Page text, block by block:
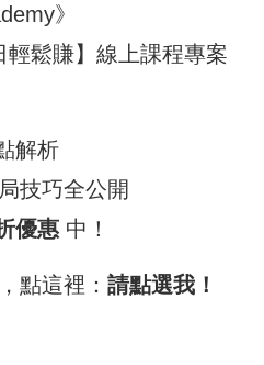
》
輕鬆賺】線上課程專案
解析
技巧全公開
優惠 中！
點這裡： 請點選我！